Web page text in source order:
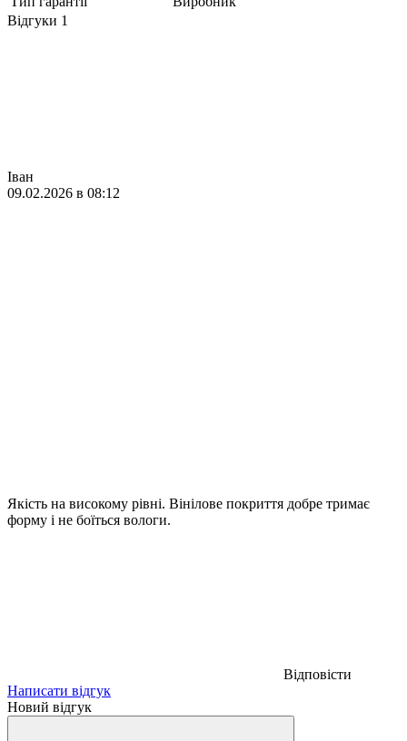
Відгуки 1
Іван
09.02.2026 в 08:12
Якість на високому рівні. Вінілове покриття добре тримає
форму і не боїться вологи.
Відповісти
Написати відгук
Новий відгук